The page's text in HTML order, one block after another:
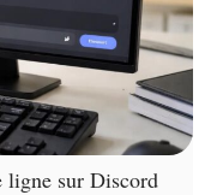
ligne sur Discord